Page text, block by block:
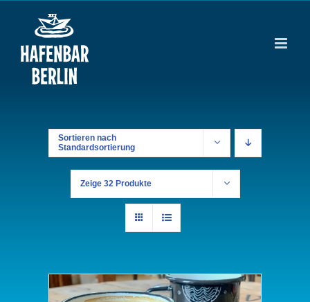
springen
Sortieren nach
Standardsortierung
Zeige 32 Produkte